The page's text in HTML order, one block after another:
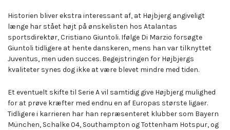
Historien bliver ekstra interessant af, at Højbjerg angiveligt
længe har stået højt på ønskelisten hos Atalantas
sportsdirektør, Cristiano Giuntoli. Ifølge Di Marzio forsøgte
Giuntoli tidligere at hente danskeren, mens han var tilknyttet
Juventus, men uden succes. Begejstringen for Højbjergs
kvaliteter synes dog ikke at være blevet mindre med tiden.
Et eventuelt skifte til Serie A vil samtidig give Højbjerg mulighed
for at prøve kræfter med endnu en af Europas største ligaer.
Tidligere i karrieren har han repræsenteret klubber som Bayern
München, Schalke 04, Southampton og Tottenham Hotspur, og